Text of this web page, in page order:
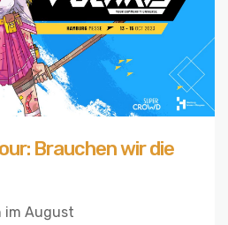
Brauchen wir die
im August